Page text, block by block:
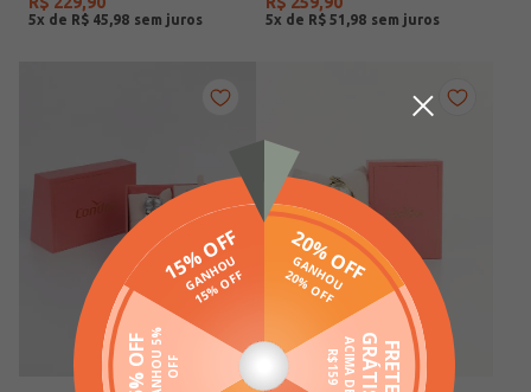
5x de R$ 45 98 5x de R$ 51 98